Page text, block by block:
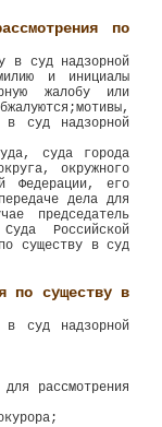
по
в суд надзорной
и инициалы
жалобу или
в суд надзорной
суда города
окружного
Федерации, его
дела для
председатель
Российской
существу в суд
по существу в
суд надзорной
рассмотрения